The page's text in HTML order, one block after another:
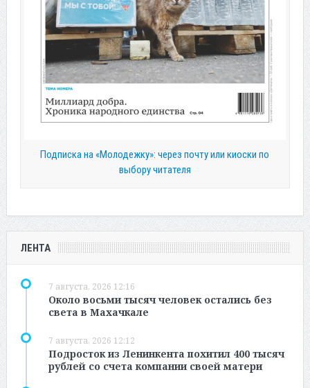
Подписка на «Молодежку»: через почту или киоски по
выбору читателя
ЛЕНТА
7 августа, 2026 12:16
Около восьми тысяч человек остались без
света в Махачкале
7 августа, 2026 12:12
Подросток из Ленинкента похитил 400 тысяч
рублей со счета компании своей матери